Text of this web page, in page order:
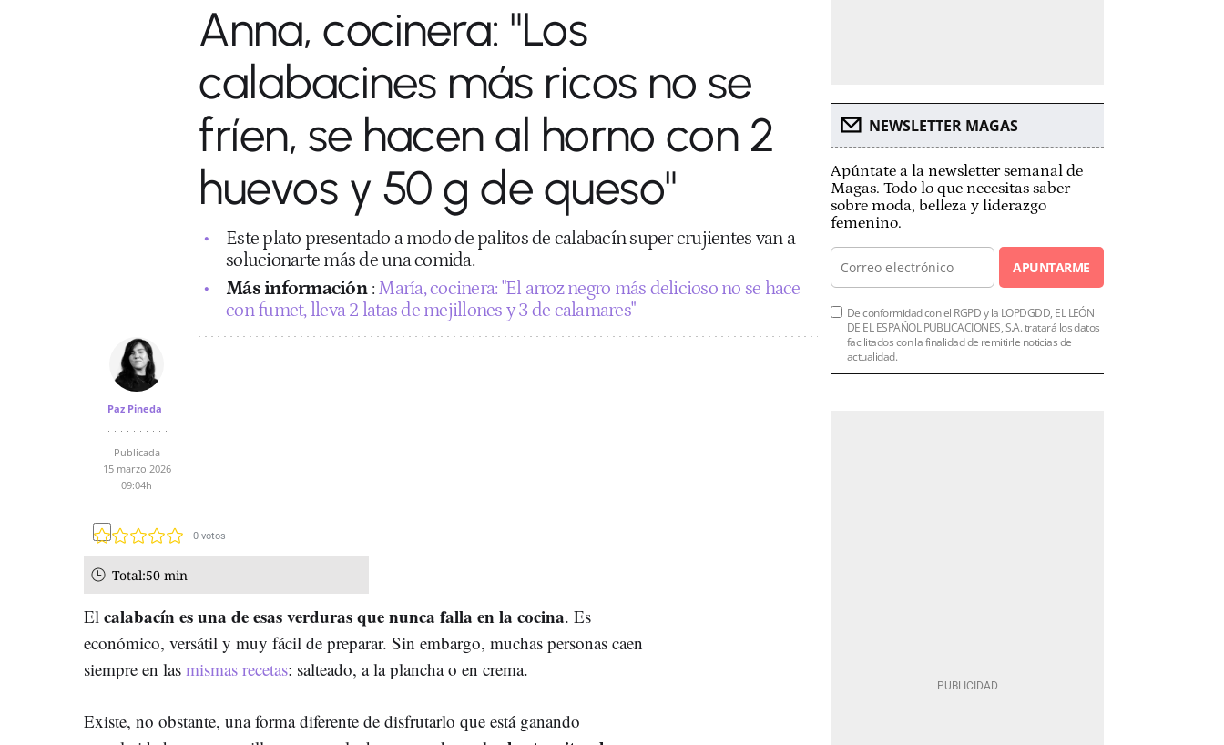
Anna, cocinera: "Los
calabacines más ricos no se
fríen, se hacen al horno con 2
huevos y 50 g de queso"
Este plato presentado a modo de palitos de calabacín super crujientes van a
solucionarte más de una comida.
Más información : María, cocinera: "El arroz negro más delicioso no se hace
con fumet, lleva 2 latas de mejillones y 3 de calamares"
Paz Pineda
Publicada
15 marzo 2026
09:04h
0 votos
Total:50 min
El calabacín es una de esas verduras que nunca falla en la cocina. Es
económico, versátil y muy fácil de preparar. Sin embargo, muchas personas caen
siempre en las mismas recetas: salteado, a la plancha o en crema.
Existe, no obstante, una forma diferente de disfrutarlo que está ganando
NEWSLETTER MAGAS
Apúntate a la newsletter semanal de
Magas. Todo lo que necesitas saber
sobre moda, belleza y liderazgo
femenino.
APUNTARME
De conformidad con el RGPD y la LOPDGDD, EL LEÓN
DE EL ESPAÑOL PUBLICACIONES, S.A. tratará los datos
facilitados con la finalidad de remitirle noticias de
actualidad.